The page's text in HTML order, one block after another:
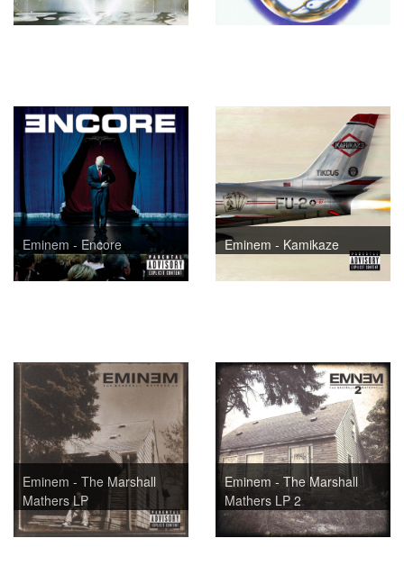
Eminem - Encore Eminem - Kamikaze
Eminem - The Marshall
Mathers LP
Eminem - The Marshall
Mathers LP 2